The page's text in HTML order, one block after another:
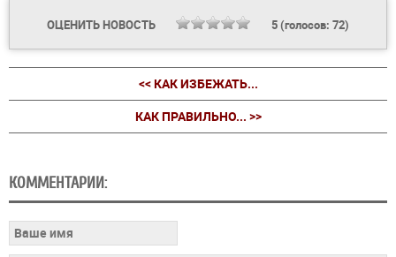
ОЦЕНИТЬ НОВОСТЬ 5(голосов: 72)
<< КАК ИЗБЕЖАТЬ...
КАК ПРАВИЛЬНО... >>
КОММЕНТАРИИ: